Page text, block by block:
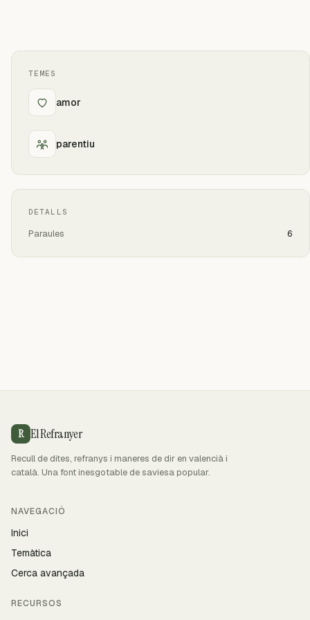
TEMES
amor
parentiu
DETALLS
Paraules 6
R El Refranyer
Recull de dites, refranys i maneres de dir en valencià i
català. Una font inesgotable de saviesa popular.
NAVEGACIÓ
Inici
Temàtica
Cerca avançada
RECURSOS